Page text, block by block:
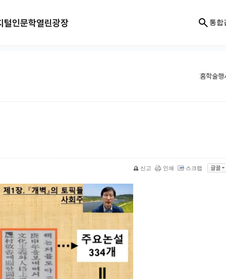
털인문학열린광장 통합
홈학술행
신고 인쇄 스크랩